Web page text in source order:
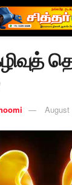
August